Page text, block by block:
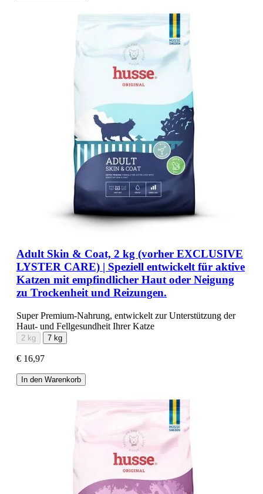
Adult Skin & Coat, 2 kg (vorher EXCLUSIVE
LYSTER CARE) | Speziell entwickelt für aktive
Katzen mit empfindlicher Haut oder Neigung
zu Trockenheit und Reizungen.
Super Premium-Nahrung, entwickelt zur Unterstützung der
Haut- und Fellgesundheit Ihrer Katze
2 kg 7 kg
€ 16,97
In den Warenkorb